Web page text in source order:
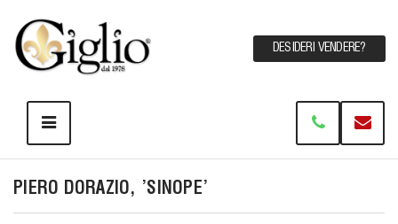
DESIDERI VENDERE?
PIERO DORAZIO, 'SINOPE'